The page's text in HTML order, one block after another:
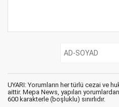
UYARI: Yorumların her türlü cezai ve
aittir. Mepa News, yapılan
600 karakterle (boşluklu) sınırlıdır.